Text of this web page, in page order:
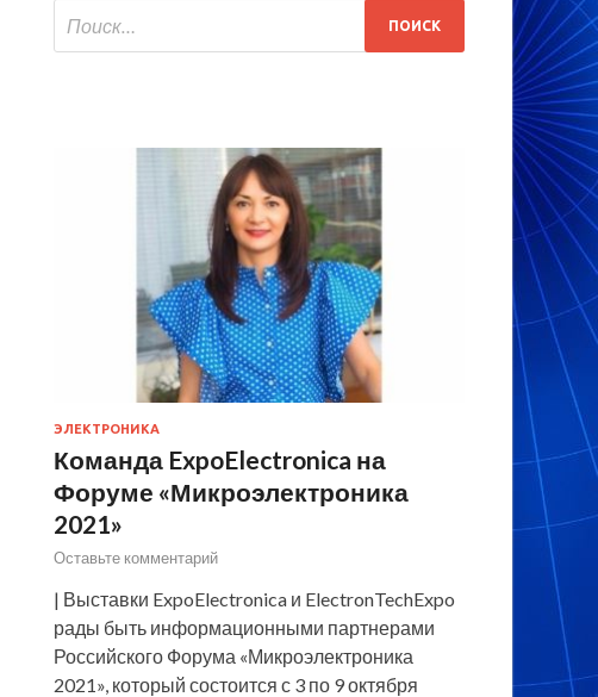
ЭЛЕКТРОНИКА
Команда ExpoElectronica на
Форуме «Микроэлектроника
2021»
Оставьте комментарий
| Выставки ExpoElectronica и ElectronTechExpo
рады быть информационными партнерами
Российского Форума «Микроэлектроника
2021», который состоится с 3 по 9 октября